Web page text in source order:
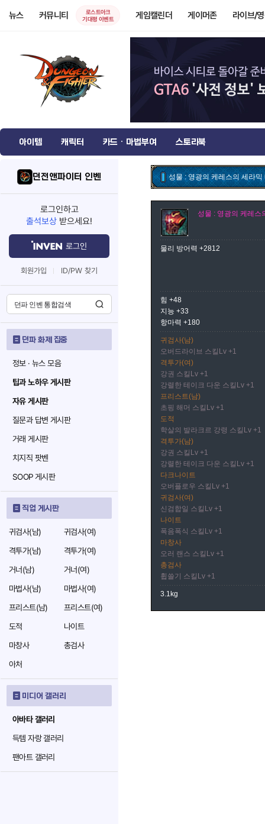
뉴스 커뮤니티
로스트아크
기대평 이벤트
게임캘린더 게이머존 라이브/
아이템 캐릭터 카드 · 마법부여 스토리북
던전앤파이터 인벤
로그인하고
출석보상 받으세요!
로그인
회원가입 ID/PW 찾기
던파 화제 집중
정보 · 뉴스 모음
팁과 노하우 게시판
자유 게시판
질문과 답변 게시판
거래 게시판
치지직 팟벤
SOOP 게시판
직업 게시판
귀검사(남)
귀검사(여)
격투가(남)
격투가(여)
거너(남)
거너(여)
마법사(남)
마법사(여)
프리스트(남)
프리스트(여)
도적
나이트
마창사
총검사
아처
미디어 갤러리
아바타 갤러리
득템 자랑 갤러리
팬아트 갤러리
성물 : 영광의 케레스의 세라믹
성물 : 영광의 케레스
물리 방어력 +2812
힘 +48
지능 +33
항마력 +180
귀검사(남)
오버드라이브 스킬Lv +1
격투가(여)
강권 스킬Lv +1
강렬한 테이크 다운 스킬Lv +1
프리스트(남)
초핑 해머 스킬Lv +1
도적
학살의 발라크르 강령 스킬Lv +1
격투가(남)
강권 스킬Lv +1
강렬한 테이크 다운 스킬Lv +1
다크나이트
오버플로우 스킬Lv +1
귀검사(여)
신검합일 스킬Lv +1
나이트
폭음폭식 스킬Lv +1
마창사
오러 랜스 스킬Lv +1
총검사
휩쓸기 스킬Lv +1
3.1kg